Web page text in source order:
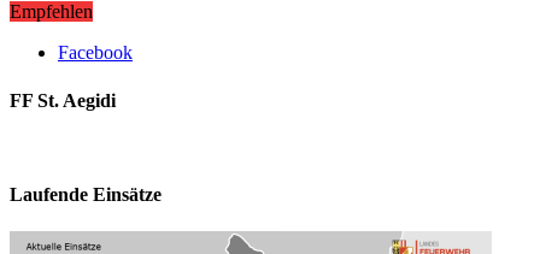
Empfehlen
Facebook
FF St. Aegidi
Laufende Einsätze